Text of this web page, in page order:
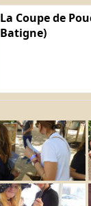
La Coupe de
Batigne)